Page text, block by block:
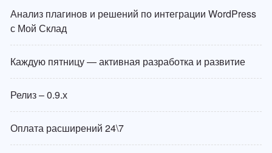
Анализ плагинов и решений по интеграции WordPress
с Мой Склад
Каждую пятницу — активная разработка и развитие
Релиз – 0.9.х
Оплата расширений 24\7